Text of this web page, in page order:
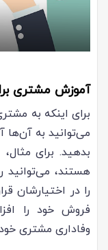
آموزش مشتری
برای اینکه به
می‌توانید به آن‌ها
بدهید. برای
هستند،
را در اختیارشان
فروش خود را
وفاداری مشتری